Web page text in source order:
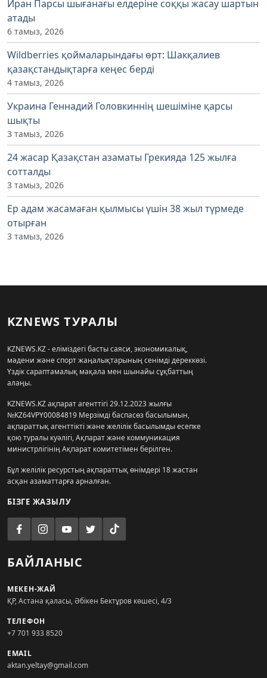
Иран Парсы шығанағы елдеріне соққы жасау шартын
атады
6 тамыз, 2026
Wildberries қоймаларындағы өрт: Шакқалиев
қазақстандықтарға кеңес берді
4 тамыз, 2026
Украина Геннадий Головкиннің шешіміне қарсы
шықты
3 тамыз, 2026
24 жасар Қазақстан азаматы Грекияда 125 жылға
сотталды
3 тамыз, 2026
Ер адам жасамаған қылмысы үшін 38 жыл түрмеде
отырған
3 тамыз, 2026
KZNEWS ТУРАЛЫ
KZNEWS.KZ - еліміздегі басты саяси, экономикалық,
мәдени және спорт жаңалықтарының сенімді дереккөзі.
Үздік сараптамалық мақала мен шынайы сұқбаттың
алаңы.
KZNEWS.KZ ақпарат агенттігі 29.12.2023 жылғы
№KZ64VPY00084819 Мерзімді баспасөз басылымын,
ақпараттық агенттікті және желілік басылымды есепке
қою туралы куәлігі, Ақпарат және коммуникация
министрлігінің Ақпарат комитетімен берілген.
Бұл желілік ресурстың ақпараттық өнімдері 18 жастан
асқан азаматтарға арналған.
БІЗГЕ ЖАЗЫЛУ
БАЙЛАНЫС
МЕКЕН-ЖАЙ
ҚР, Астана қаласы, Әбікен Бектұров көшесі, 4/3
ТЕЛЕФОН
+7 701 933 8520
EMAIL
aktan.yeltay@gmail.com